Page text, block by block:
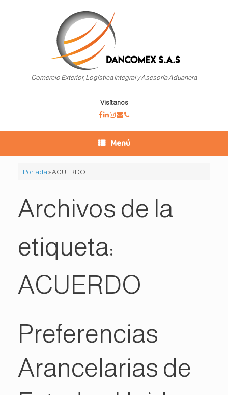
Comercio Exterior, Logística Integral y Asesoría Aduanera
Visítanos
Menú
Portada »ACUERDO
Archivos de la
etiqueta:
ACUERDO
Preferencias
Arancelarias de